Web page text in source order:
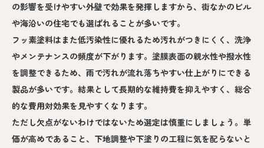
の影響を受けやすい外壁で効果を発揮しますから、街なかのビル
や海沿いの住宅でも選ばれることが多いです。
フッ素塗料はまた低汚染性に優れるため汚れがつきにくく、洗浄
やメンテナンスの頻度が下がります。塗膜表面の親水性や撥水性
を調整できるため、雨で汚れが流れ落ちやすい仕上がりにできる
製品が多いです。結果として長期的な維持費を抑えやすく、総合
的な費用対効果を見やすくなります。
ただし欠点がないわけではないため選定は慎重にしましょう。単
価が高めであること、下地調整や下塗りの工程に気を配らないと